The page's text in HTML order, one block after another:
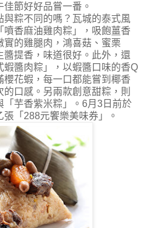
節好好品嘗一番。
粽不同的嗎？瓦城的泰式風
香麻油雞肉粽」，吸飽薑香
的雞腿肉，鴻喜菇、蜜栗
提香，味道很好。此外，還
醬肉粽」，以蝦醬口味的香Q
花蝦，每一口都能嘗到椰香
口感。另兩款創意甜粽，則
芋香紫米粽」。6月3日前於
「288元饗樂美味券」。